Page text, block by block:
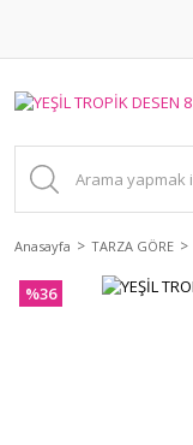
Anasayfa TARZA GÖRE
%36